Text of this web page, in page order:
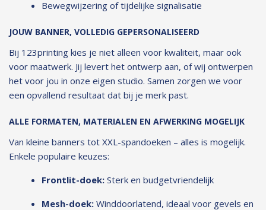
Bewegwijzering of tijdelijke signalisatie
JOUW BANNER, VOLLEDIG GEPERSONALISEERD
Bij 123printing kies je niet alleen voor kwaliteit, maar ook
voor maatwerk. Jij levert het ontwerp aan, of wij ontwerpen
het voor jou in onze eigen studio. Samen zorgen we voor
een opvallend resultaat dat bij je merk past.
ALLE FORMATEN, MATERIALEN EN AFWERKING MOGELIJK
Van kleine banners tot XXL-spandoeken – alles is mogelijk.
Enkele populaire keuzes:
Frontlit-doek: Sterk en budgetvriendelijk
Mesh-doek: Winddoorlatend, ideaal voor gevels en